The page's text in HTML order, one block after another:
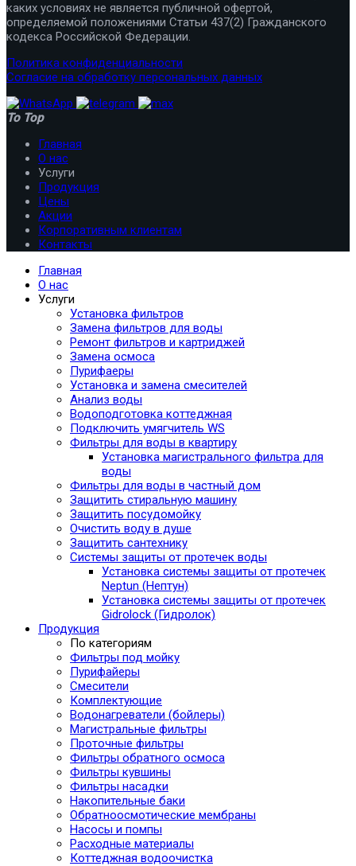
каких условиях не является публичной офертой,
определяемой положениями Статьи 437(2) Гражданского
кодекса Российской Федерации.
Политика конфиденциальности
Согласие на обработку персональных данных
To Top
Главная
О нас
Услуги
Продукция
Цены
Акции
Корпоративным клиентам
Контакты
Главная
О нас
Услуги
Установка фильтров
Замена фильтров для воды
Ремонт фильтров и картриджей
Замена осмоса
Пурифаеры
Установка и замена смесителей
Анализ воды
Водоподготовка коттеджная
Подключить умягчитель WS
Фильтры для воды в квартиру
Установка магистрального фильтра для
воды
Фильтры для воды в частный дом
Защитить стиральную машину
Защитить посудомойку
Очистить воду в душе
Защитить сантехнику
Системы защиты от протечек воды
Установка системы защиты от протечек
Neptun (Нептун)
Установка системы защиты от протечек
Gidrolock (Гидролок)
Продукция
По категориям
Фильтры под мойку
Пурифайеры
Смесители
Комплектующие
Водонагреватели (бойлеры)
Магистральные фильтры
Проточные фильтры
Фильтры обратного осмоса
Фильтры кувшины
Фильтры насадки
Накопительные баки
Обратноосмотические мембраны
Насосы и помпы
Расходные материалы
Коттеджная водоочистка